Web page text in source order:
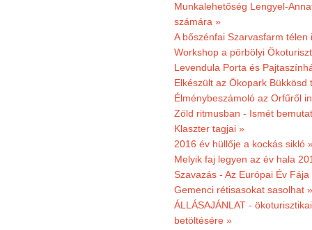
Munkalehetőség Lengyel-
számára »
A bőszénfai Szarvasfarm
Workshop a pörbölyi
Levendula Porta és
Elkészült az Ökopark
Élménybeszámoló az Orfűről
Zöld ritmusban - Ismét
Klaszter tagjai »
2016 év hüllője a kockás sikló
Melyik faj legyen az év hala
Szavazás - Az Európai Év
Gemenci rétisasokat sasolhat »
ÁLLÁSAJÁNLAT -
betöltésére »